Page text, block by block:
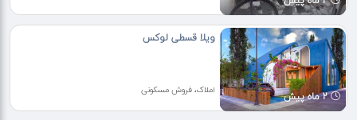
2 ماه پیش
ویلا قسطی لوکس
املاک، فروش مسکونی